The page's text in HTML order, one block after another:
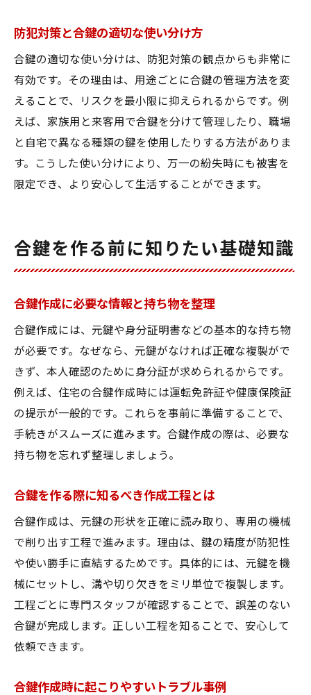
防犯対策と合鍵の適切な使い分け方
合鍵の適切な使い分けは、防犯対策の観点からも非常に
有効です。その理由は、用途ごとに合鍵の管理方法を変
えることで、リスクを最小限に抑えられるからです。例
えば、家族用と来客用で合鍵を分けて管理したり、職場
と自宅で異なる種類の鍵を使用したりする方法がありま
す。こうした使い分けにより、万一の紛失時にも被害を
限定でき、より安心して生活することができます。
合鍵を作る前に知りたい基礎知識
合鍵作成に必要な情報と持ち物を整理
合鍵作成には、元鍵や身分証明書などの基本的な持ち物
が必要です。なぜなら、元鍵がなければ正確な複製がで
きず、本人確認のために身分証が求められるからです。
例えば、住宅の合鍵作成時には運転免許証や健康保険証
の提示が一般的です。これらを事前に準備することで、
手続きがスムーズに進みます。合鍵作成の際は、必要な
持ち物を忘れず整理しましょう。
合鍵を作る際に知るべき作成工程とは
合鍵作成は、元鍵の形状を正確に読み取り、専用の機械
で削り出す工程で進みます。理由は、鍵の精度が防犯性
や使い勝手に直結するためです。具体的には、元鍵を機
械にセットし、溝や切り欠きをミリ単位で複製します。
工程ごとに専門スタッフが確認することで、誤差のない
合鍵が完成します。正しい工程を知ることで、安心して
依頼できます。
合鍵作成時に起こりやすいトラブル事例